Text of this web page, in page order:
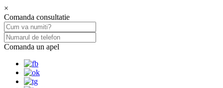
×
Comanda consultatie
Comanda un apel